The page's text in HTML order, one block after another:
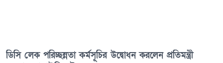
ডিসি লেক পরিচ্ছন্নতা কর্মসূচির উদ্বোধন করলেন প্রতিমন্ত্রী